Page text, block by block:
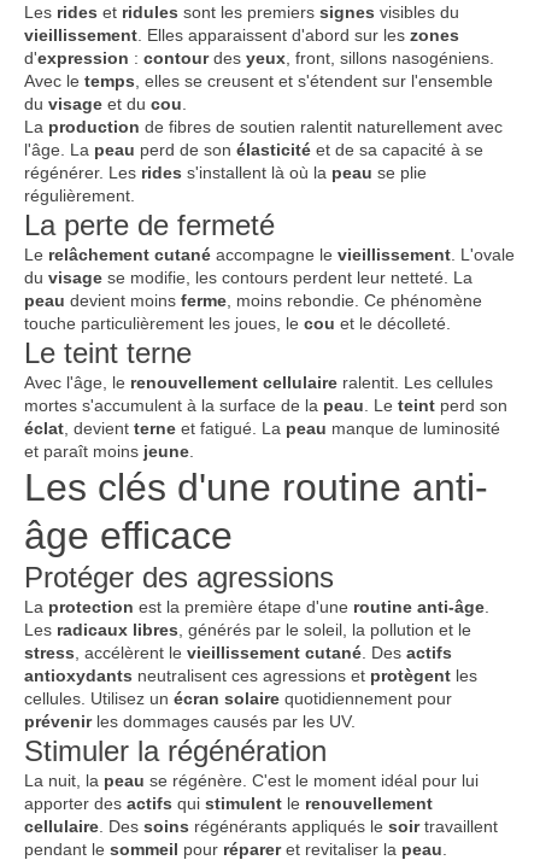
Les rides et ridules sont les premiers signes visibles du
vieillissement . Elles apparaissent d'abord sur les zones
d'expression : contourdes yeux , front, sillons nasogéniens.
Avec le temps , elles se creusent et s'étendent sur l'ensemble
du visage et du cou
La production de fibres de soutien ralentit naturellement avec
l'âge. La peau perd de son élasticité et de sa capacité à se
régénérer. Les rides s'installent là où la peau se plie
régulièrement.
La perte de fermeté
Le relâchement cutané accompagne le vieillissement . L'ovale
du visage se modifie, les contours perdent leur netteté. La
peau devient moins ferme , moins rebondie. Ce phénomène
touche particulièrement les joues, le cou et le décolleté.
Le teint terne
Avec l'âge, le renouvellement cellulaire ralentit. Les cellules
mortes s'accumulent à la surface de la peau . Le teint perd son
éclat , devient terne et fatigué. La peau manque de luminosité
et paraît moins jeune
Les clés d'une routine anti-
âge efficace
Protéger des agressions
La protection est la première étape d'une routine anti-âge
Les radicaux libres , générés par le soleil, la pollution et le
stress , accélèrent le vieillissement cutané . Des actifs
antioxydants neutralisent ces agressions et protègent les
cellules. Utilisez un écran solaire quotidiennement pour
prévenirles dommages causés par les UV.
Stimuler la régénération
La nuit, la peau se régénère. C'est le moment idéal pour lui
apporter des actifs qui stimulent le renouvellement
cellulaire . Des soins régénérants appliqués le soirtravaillent
pendant le sommeil pour répareret revitaliser la peau